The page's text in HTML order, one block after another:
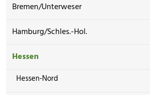
Bremen/Unterweser
Hamburg/Schles.-Hol.
Hessen
Hessen-Nord